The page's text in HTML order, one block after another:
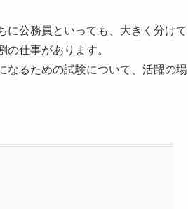
に公務員といっても、大きく分けて
の仕事があります。
なるための試験について、活躍の場